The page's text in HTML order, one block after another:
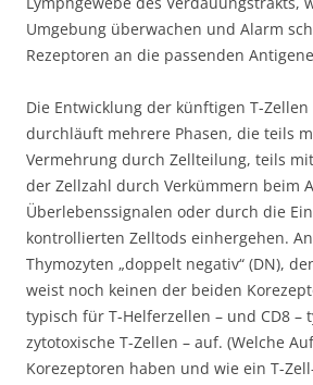
Umgebung überwachen und Alarm
Rezeptoren an die passenden
Die Entwicklung der künftigen T-Zellen
durchläuft mehrere Phasen, die teils
Vermehrung durch Zellteilung, teils
der Zellzahl durch Verkümmern beim
Überlebenssignalen oder durch die
kontrollierten Zelltods einhergehen.
Thymozyten „doppelt negativ“ (DN),
weist noch keinen der beiden
typisch für T-Helferzellen – und CD8 –
zytotoxische T-Zellen – auf. (Welche
Korezeptoren haben und wie ein T-